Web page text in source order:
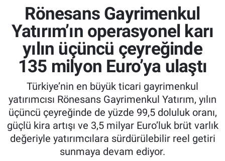
Rönesans Gayrimenkul
Yatırım’ın operasyonel karı
yılın üçüncü çeyreğinde
135 milyon Euro’ya ulaştı
Türkiye’nin en büyük ticari gayrimenkul
yatırımcısı Rönesans Gayrimenkul Yatırım, yılın
üçüncü çeyreğinde de yüzde 99,5 doluluk oranı,
güçlü kira artışı ve 3,5 milyar Euro’luk brüt varlık
değeriyle yatırımcılara sürdürülebilir reel getiri
sunmaya devam ediyor.